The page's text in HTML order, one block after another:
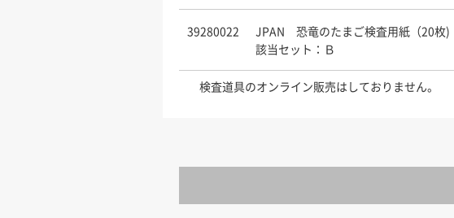
39280022
JPAN 恐竜のたまご検査用紙（20枚)
該当セット：Ｂ
検査道具のオンライン販売はしておりません。